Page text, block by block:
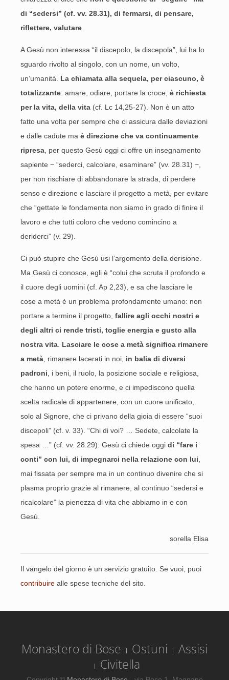
di “sedersi” (cf. vv. 28.31), di fermarsi, di pensare,
riflettere, valutare
A Gesù non interessa “il discepolo, la discepola”, lui ha lo
sguardo rivolto al singolo, con un nome, un volto,
un’umanità. La chiamata alla sequela, per ciascuno, è
totalizzante: amare, odiare, portare la croce, è richiesta
per la vita, della vita (cf. Lc 14,25-27). Non è un atto
fatto una volta per sempre che ci assicura dalle deviazioni
e dalle cadute ma è direzione che va continuamente
ripresa , per questo Gesù oggi ci offre un insegnamento
sapiente − “sederci, calcolare, esaminare” (vv. 28.31) −,
per non rischiare di abbandonare la strada, di perdere
senso e direzione e lasciare il progetto a metà, per evitare
che “gettate le fondamenta non siamo in grado di finire il
lavoro e che tutti coloro che vedono comincino a
deriderci” (v. 29).
Ci può stupire che Gesù usi l’argomento della derisione.
Ma Gesù ci conosce, egli è “colui che scruta il profondo e
il cuore degli uomini (cf. Ap 2,23), e sa che lasciare le
cose a metà è un problema profondamente umano: non
portare a termine il progetto, fallire agli occhi nostri e
degli altri ci rende tristi, toglie energia e gusto alla
nostra vita Lasciare le cose a metà significa rimanere
a metà , rimanere lacerati in noi, in balia di diversi
padroni , i beni, il ruolo, la posizione sociale e religiosa,
che hanno un potere enorme, e ci impediscono quella
scelta radicale di appartenere, con un cuore unificato,
solo al Signore, che ci privano della gioia di essere “suoi
discepoli” (cf. v. 33). “Chi di voi? … Sedete, calcolate la
spesa …” (cf. vv. 28.29): Gesù ci chiede oggi di “fare i
conti” con lui, di impegnarci nella relazione con lui
mai fissata per sempre ma in un continuo divenire che si
plasma proprio grazie al rimanere, al continuo “sedersi e
ricalcolare” la pienezza di vita che abbiamo in e con
Gesù.
sorella Elisa
Il vangelo del giorno è un servizio gratuito. Se vuoi, puoi
contribuire alle spese tecniche del sito.
Monastero di Bose Ostuni
Assisi
Civitella